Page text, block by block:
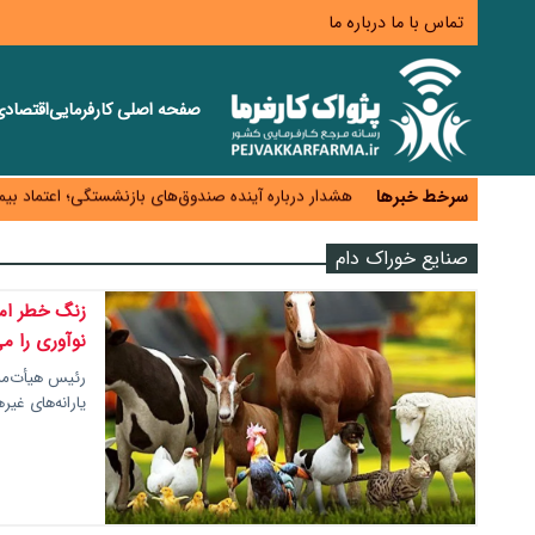
تماس با ما درباره ما
صفحه اصلیکارفرمایی
سرخط خبرها
منابع صندوق ملی مسکن به متقاضیان رسید؛ اولویت با پروژه‌های
هشدار درباره آینده صندوق‌های بازنشستگی؛ اعتماد
ترمیم مزد در راه است؟ تأکید بر افزایش مزد پایه
وام بدون رتبه اعتباری؛ صندوق کارآفرینی امید از
ناترازی برق ۳۰ درصد کاهش یافت؛ وعده وزارت نیرو برای رفع محدودیت صنایع
صنایع خوراک دام
زنگ خطر
نوآوری را
رئیس
یارانه‌های